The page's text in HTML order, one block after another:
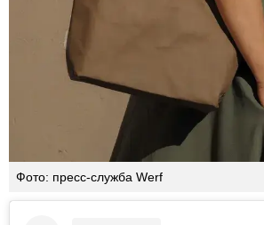
Фото: пресс-служба Werf